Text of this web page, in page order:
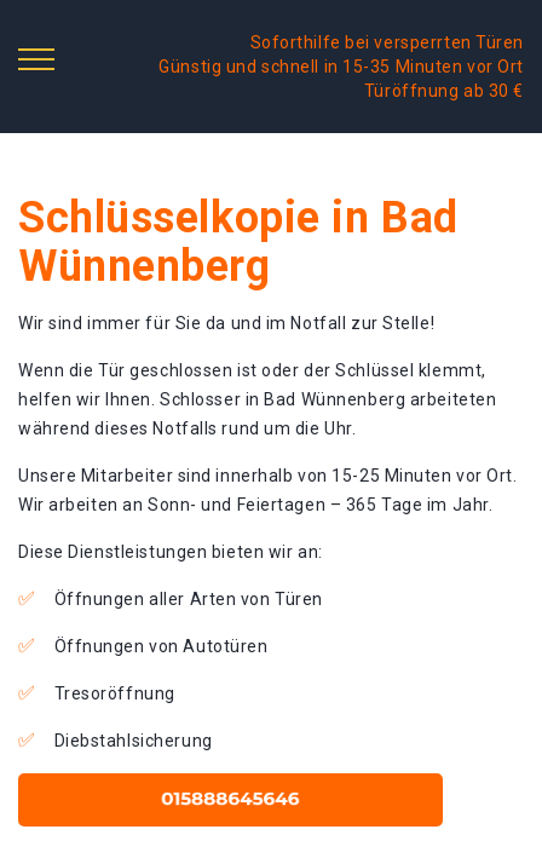
Soforthilfe bei versperrten Türen
Günstig und schnell in 15-35 Minuten vor Ort
Türöffnung ab 30 €
Schlüsselkopie in Bad
Wünnenberg
Wir sind immer für Sie da und im Notfall zur Stelle!
Wenn die Tür geschlossen ist oder der Schlüssel klemmt,
helfen wir Ihnen. Schlosser in Bad Wünnenberg arbeiteten
während dieses Notfalls rund um die Uhr.
Unsere Mitarbeiter sind innerhalb von 15-25 Minuten vor Ort.
Wir arbeiten an Sonn- und Feiertagen – 365 Tage im Jahr.
Diese Dienstleistungen bieten wir an:
Öffnungen aller Arten von Türen
Öffnungen von Autotüren
Tresoröffnung
Diebstahlsicherung